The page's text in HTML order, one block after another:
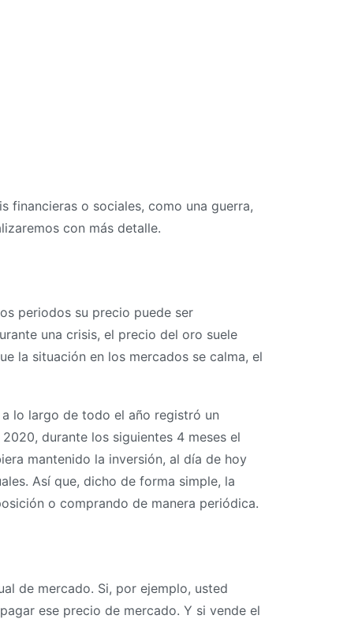
financieras o sociales, como una guerra,
con más detalle.
periodos su precio puede ser
una crisis, el precio del oro suele
la situación en los mercados se calma, el
lo largo de todo el año registró un
durante los siguientes 4 meses el
mantenido la inversión, al día de hoy
Así que, dicho de forma simple, la
o comprando de manera periódica.
de mercado. Si, por ejemplo, usted
ese precio de mercado. Y si vende el